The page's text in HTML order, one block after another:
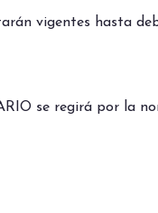
vigentes hasta
se regirá por la